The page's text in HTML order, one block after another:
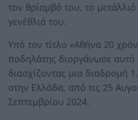
τον θρίαμβό του, το
γενέθλιά του.
Υπό τον τίτλο «Αθήνα 20
ποδηλάτης διοργάνωσε αυτό
διασχίζοντας μια διαδρομή
στην Ελλάδα, από τις 25
Σεπτεμβρίου 2024.